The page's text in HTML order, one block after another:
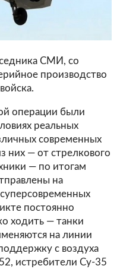
СМИ, со
производство
операции были
реальных
современных
них — от стрелкового
— по итогам
на
постоянно
ходить — танки
на линии
с воздуха
истребители Су-35